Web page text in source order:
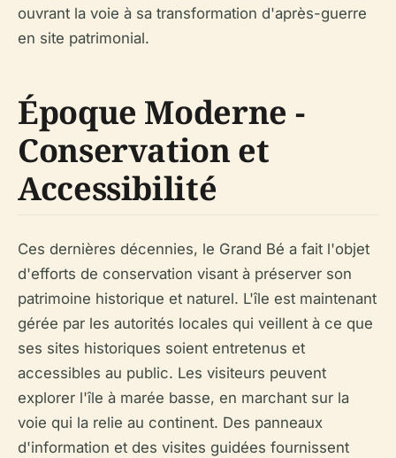
ouvrant la voie à sa transformation d'après-guerre
en site patrimonial.
Époque Moderne -
Conservation et
Accessibilité
Ces dernières décennies, le Grand Bé a fait l'objet
d'efforts de conservation visant à préserver son
patrimoine historique et naturel. L'île est maintenant
gérée par les autorités locales qui veillent à ce que
ses sites historiques soient entretenus et
accessibles au public. Les visiteurs peuvent
explorer l'île à marée basse, en marchant sur la
voie qui la relie au continent. Des panneaux
d'information et des visites guidées fournissent